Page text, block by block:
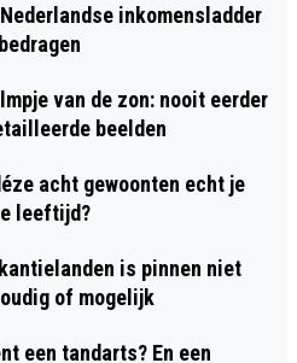
inkomensladder
van de zon: nooit eerder
beelden
acht gewoonten echt je
leeftijd?
is pinnen niet
of mogelijk
een tandarts? En een